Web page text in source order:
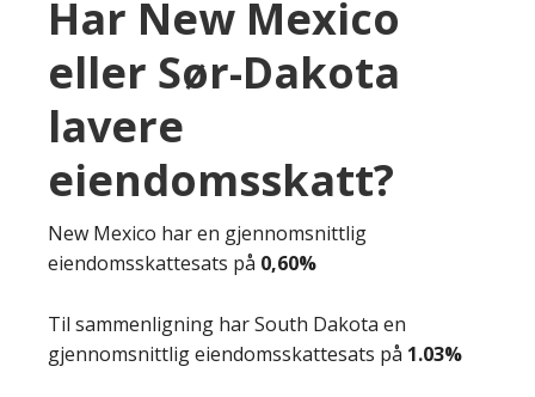
Har New Mexico
eller Sør-Dakota
lavere
eiendomsskatt?
New Mexico har en gjennomsnittlig
eiendomsskattesats på 0,60%
Til sammenligning har South Dakota en
gjennomsnittlig eiendomsskattesats på 1.03%